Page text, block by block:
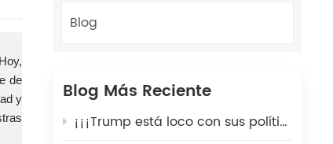
Blog
Blog Más Reciente
¡¡¡Trump está loco con sus políticas arancelarias!!!
de
y